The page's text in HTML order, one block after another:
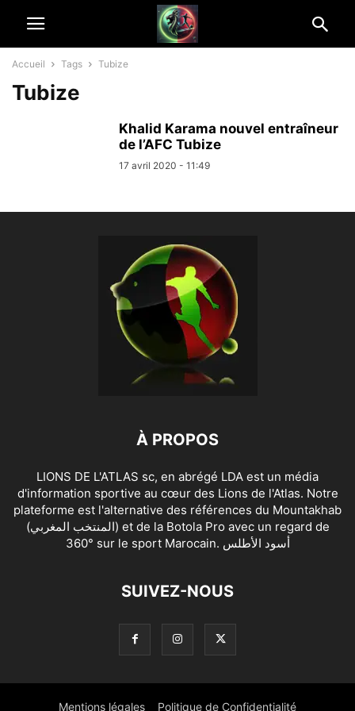
Accueil Tags Tubize
Tubize
Khalid Karama nouvel entraîneur
de l’AFC Tubize
17 avril 2020 - 11:49
À PROPOS
LIONS DE L'ATLAS sc, en abrégé LDA est un média
d'information sportive au cœur des Lions de l'Atlas. Notre
plateforme est l'alternative des références du Mountakhab
(المنتخب المغربي) et de la Botola Pro avec un regard de
360° sur le sport Marocain. أسود الأطلس
SUIVEZ-NOUS
Mentions légales Politique de Confidentialité